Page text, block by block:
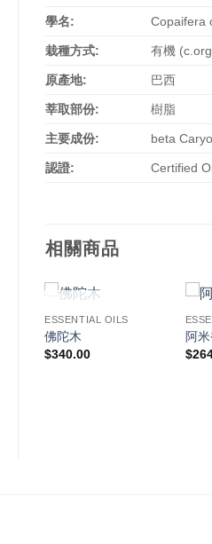
學名: Copaifera
栽種方式: 有機
原產地: 巴西
莘取部份: 樹脂
主要成份: beta
認證: Certified
相關商品
已售完
ESSENTIAL OILS
佛陀木
$340.00
阿
$